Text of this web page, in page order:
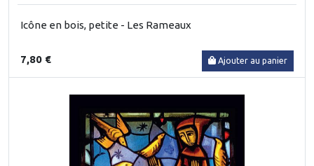
Icône en bois, petite - Les Rameaux
7,80 € Ajouter au panier